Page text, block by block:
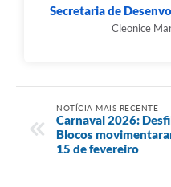
Secretaria de
Cleonice
NOTÍCIA MAIS RECENTE
Carnaval 2026:
Blocos
15 de fevereiro